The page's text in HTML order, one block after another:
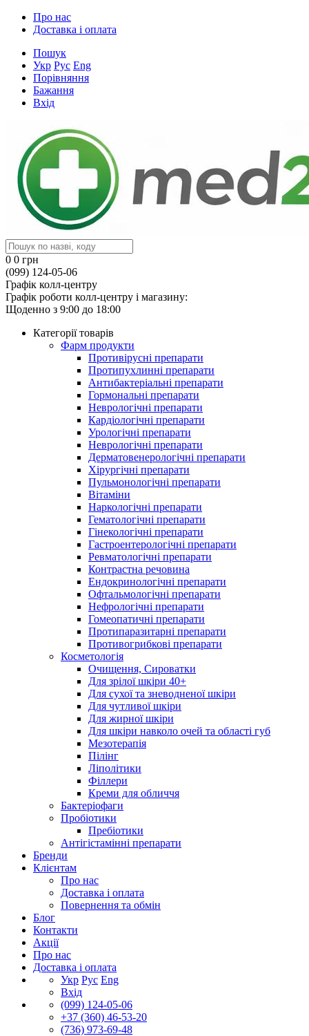
Про нас
Доставка і оплата
Пошук
Укр Рус Eng
Порівняння
Бажання
Вхід
0 0 грн
(099) 124-05-06
Графік колл-центру
Графік роботи колл-центру і магазину:
Щоденно з 9:00 до 18:00
Категорії товарів
Фарм продукти
Противірусні препарати
Протипухлинні препарати
Антибактеріальні препарати
Гормональні препарати
Неврологічні препарати
Кардіологічні препарати
Урологічні препарати
Неврологічні препарати
Дерматовенерологічні препарати
Хірургічні препарати
Пульмонологічні препарати
Вітаміни
Наркологічні препарати
Гематологічні препарати
Гінекологічні препарати
Гастроентерологічні препарати
Ревматологічні препарати
Контрастна речовина
Eндокринологічні препарати
Офтальмологічні препарати
Нефрологічні препарати
Гомеопатичні препарати
Протипаразитарні препарати
Противогрибкові препарати
Косметологія
Очищення, Сироватки
Для зрілої шкіри 40+
Для сухої та зневодненої шкіри
Для чутливої шкіри
Для жирної шкіри
Для шкіри навколо очей та області губ
Мезотерапія
Пілінг
Ліполітики
Філлери
Креми для обличчя
Бактеріофаги
Пробіотики
Пребіотики
Антігістамінні препарати
Бренди
Клієнтам
Про нас
Доставка і оплата
Повернення та обмін
Блог
Контакти
Акції
Про нас
Доставка і оплата
Укр Рус Eng
Вхід
(099) 124-05-06
+37 (360) 46-53-20
(736) 973-69-48